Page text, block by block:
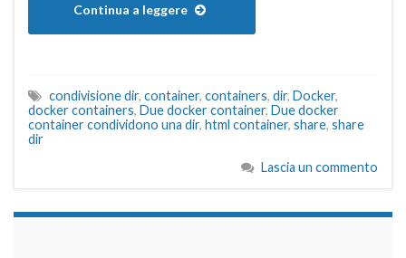
Continua a leggere
condivisione dir, container, containers, dir, Docker,
docker containers, Due docker container, Due docker
container condividono una dir, html container, share, share
dir
Lascia un commento